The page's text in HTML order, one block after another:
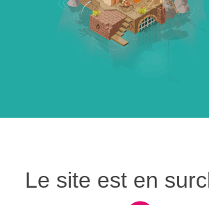
Le site est en